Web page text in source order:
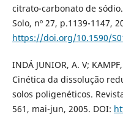
citrato-carbonato de
Solo, nº 27, p.1139-1147,
https://doi.org/10.1590/
INDÁ JUNIOR, A. V;
Cinética da dissolução
solos poligenéticos.
561, mai-jun, 2005. DOI: